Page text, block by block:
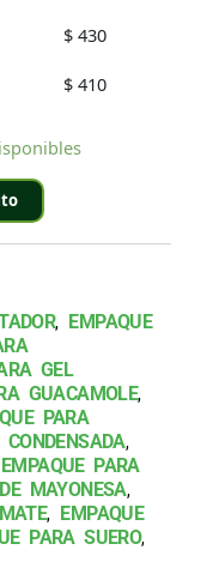
$430
$410
, EMPAQUE
GEL
GUACAMOLE,
PARA
,
EMPAQUE PARA
MAYONESA,
, EMPAQUE
PARA SUERO,